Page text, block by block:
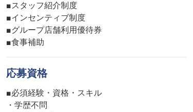
■スタッフ紹介制度
■インセンティブ制度
■グループ店舗利用優待券
■食事補助
応募資格
■必須経験・資格・スキル
・学歴不問